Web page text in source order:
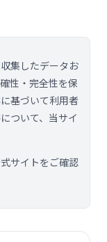
集したデータお
性・完全性を保
基づいて利用者
ついて、当サイ
サイトをご確認